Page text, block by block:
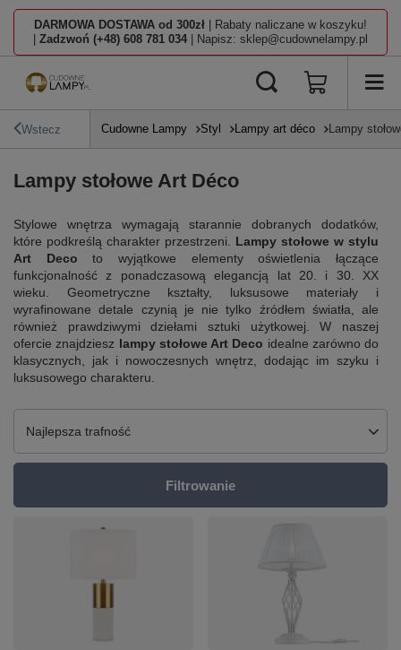
DARMOWA DOSTAWA od 300zł | Rabaty naliczane w koszyku!
Zadzwoń (+48) 608 781 034 | Napisz: sklep@cudownelampy.pl
Wstecz Cudowne Lampy Styl Lampy art déco Lampy
Lampy stołowe Art Déco
Stylowe wnętrza wymagają starannie dobranych dodatków,
które podkreślą charakter przestrzeni. Lampy stołowe w stylu
Art Deco to wyjątkowe elementy oświetlenia łączące
funkcjonalność z ponadczasową elegancją lat 20. i 30. XX
wieku. Geometryczne kształty, luksusowe materiały i
wyrafinowane detale czynią je nie tylko źródłem światła, ale
również prawdziwymi dziełami sztuki użytkowej. W naszej
ofercie znajdziesz lampy stołowe Art Deco idealne zarówno do
klasycznych, jak i nowoczesnych wnętrz, dodając im szyku i
luksusowego charakteru.
Zmień sortowanie
Najlepsza trafność
Filtrowanie